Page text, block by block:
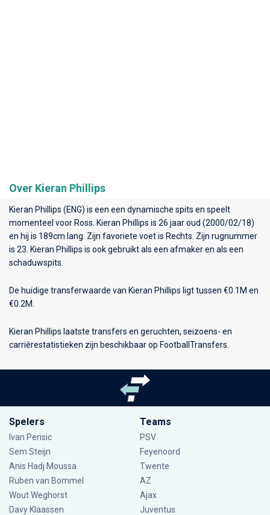
Over Kieran Phillips
Kieran Phillips (ENG) is een een dynamische spits en speelt
momenteel voor Ross . Kieran Phillips is 26 jaar oud (2000/02/18)
en hij is 189cm lang. Zijn favoriete voet is Rechts. Zijn rugnummer
is 23. Kieran Phillips is ook gebruikt als een afmaker en als een
schaduwspits.
De huidige transferwaarde van Kieran Phillips ligt tussen €0.1M en
€0.2M.
Kieran Phillips laatste transfers en geruchten, seizoens- en
carrièrestatistieken zijn beschikbaar op FootballTransfers.
Spelers
Ivan Perisic
Sem Steijn
Anis Hadj Moussa
Ruben van Bommel
Wout Weghorst
Davy Klaassen
Teams
PSV
Feyenoord
Twente
AZ
Ajax
Juventus